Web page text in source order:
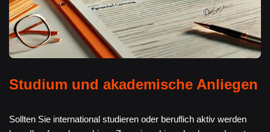
Studium und akademische Anliegen
Sollten Sie international studieren oder beruflich aktiv werden